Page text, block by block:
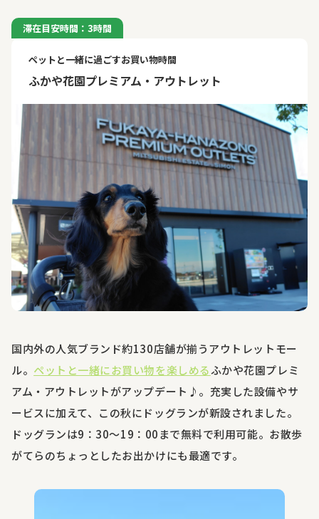
滞在目安時間：3時間
ペットと一緒に過ごすお買い物時間
ふかや花園プレミアム・アウトレット
国内外の人気ブランド約130店舗が揃うアウトレットモー
ル。 ペットと一緒にお買い物を楽しめるふかや花園プレミ
アム・アウトレットがアップデート♪。充実した設備やサ
ービスに加えて、この秋にドッグランが新設されました。
ドッグランは9 ： 30～19 ： 00まで無料で利用可能。お散歩
がてらのちょっとしたお出かけにも最適です。